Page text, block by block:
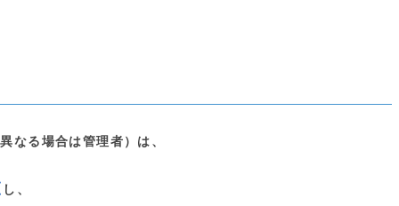
なる場合は管理者）は、
し、